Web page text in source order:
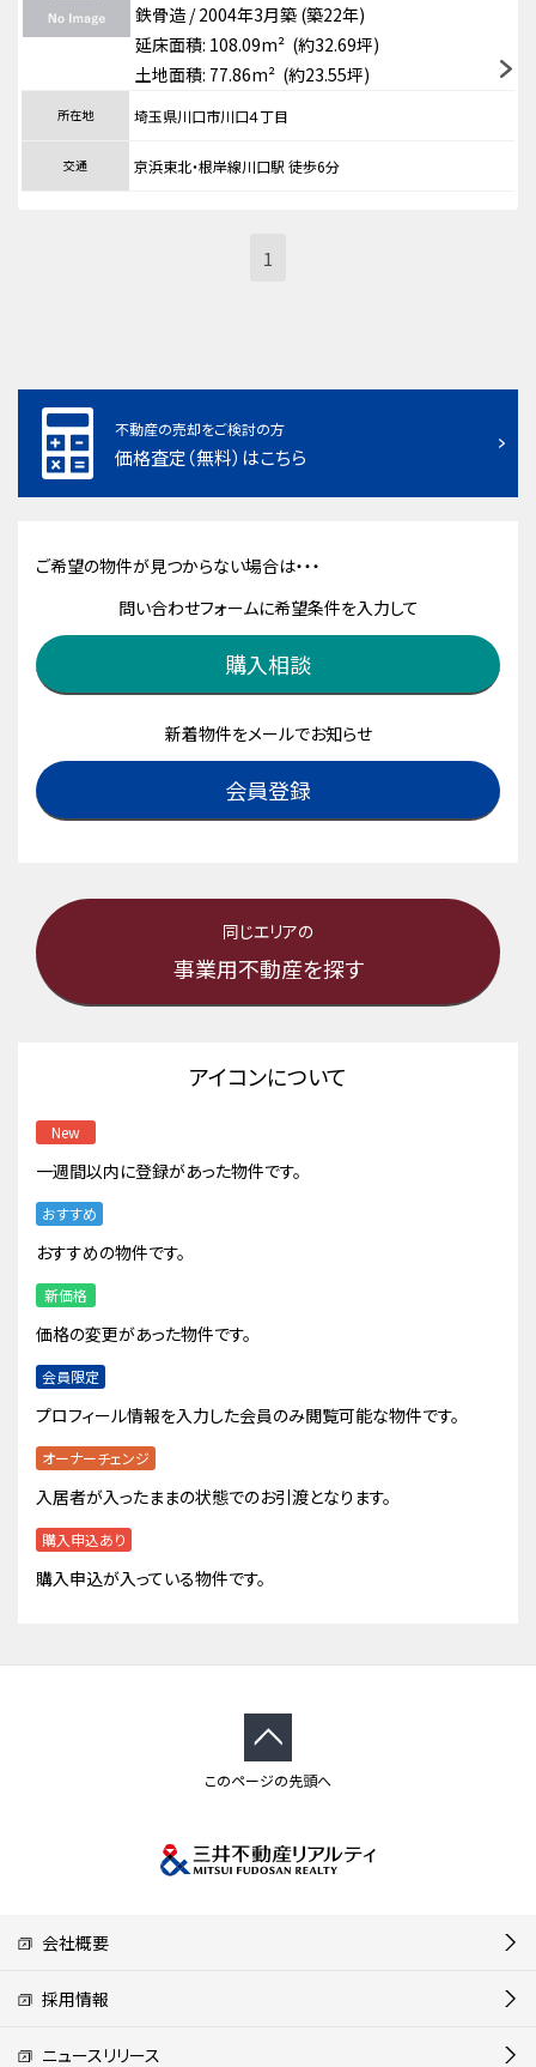
鉄骨造 / 2004年3月築 (築22年)
延床面積: 108.09m² (約32.69坪)
土地面積: 77.86m² (約23.55坪)
所在地 埼玉県川口市川口４丁目
交通 京浜東北・根岸線川口駅 徒歩6分
1
不動産の売却をご検討の方
価格査定（無料）はこちら
ご希望の物件が見つからない場合は・・・
問い合わせフォームに希望条件を入力して
購入相談
新着物件をメールでお知らせ
会員登録
同じエリアの
事業用不動産を探す
アイコンについて
New
一週間以内に登録があった物件です。
おすすめ
おすすめの物件です。
新価格
価格の変更があった物件です。
会員限定
プロフィール情報を入力した会員のみ閲覧可能な物件です。
オーナーチェンジ
入居者が入ったままの状態でのお引渡となります。
購入申込あり
購入申込が入っている物件です。
このページの先頭へ
会社概要
採用情報
ニュースリリース